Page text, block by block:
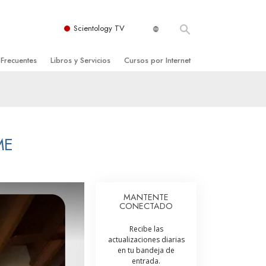
Scientology TV
de Scientology
Libros y Servicios
Introductorias
Iniciales
Cursos por Internet
Ayudas para Enfermedades y Lesiones
La Integridad y la Honestidad
El Matrimonio
La Escala Tonal Emocional
MANTENTE
CONECTADO
Recibe las
actualizaciones diarias
en tu bandeja de
entrada.